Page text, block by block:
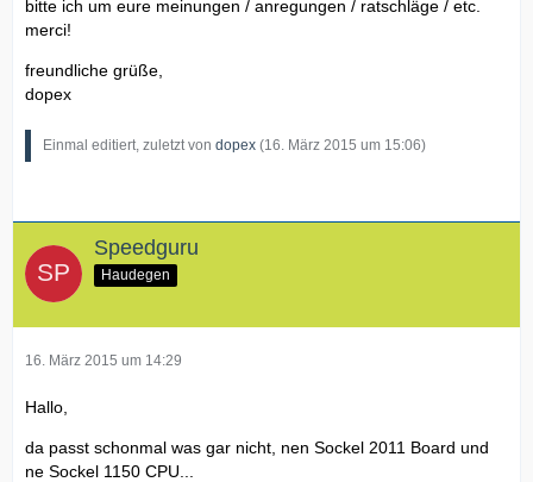
bitte ich um eure meinungen / anregungen / ratschläge / etc.
merci!
freundliche grüße,
dopex
Einmal editiert, zuletzt von dopex (16. März 2015 um 15:06)
Speedguru
Haudegen
16. März 2015 um 14:29
Hallo,
da passt schonmal was gar nicht, nen Sockel 2011 Board und
ne Sockel 1150 CPU...